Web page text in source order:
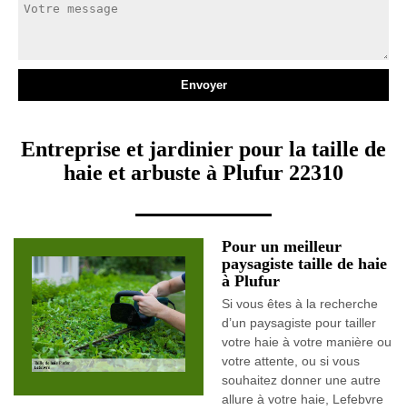
Entreprise et jardinier pour la taille de
haie et arbuste à Plufur 22310
Pour un meilleur
paysagiste taille de haie
à Plufur
Si vous êtes à la recherche
d’un paysagiste pour tailler
votre haie à votre manière ou
votre attente, ou si vous
souhaitez donner une autre
allure à votre haie, Lefebvre